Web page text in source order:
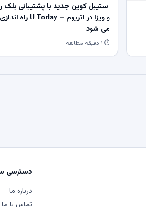
استیبل کوین جدید با پشتیبانی بلک
و ویزا در اتریوم – U.Today راه اندازی
می شود
⏱ ۱ دقیقه مطالعه
دسترسی
درباره ما
تماس با ما